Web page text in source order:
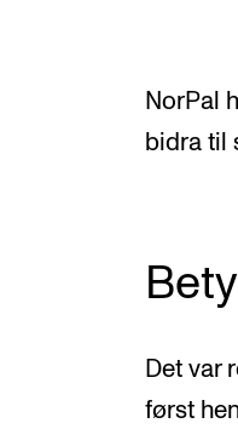
NorPal
bidra til
Det var
først